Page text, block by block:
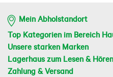
Mein Abholstandort
Top Kategorien im Bereich
Unsere starken Marken
Lagerhaus zum Lesen & Hören
Zahlung & Versand